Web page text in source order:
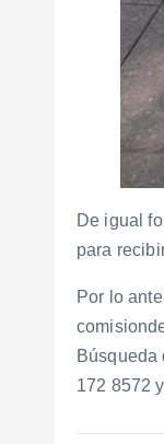
De igual
para
Por lo
Búsqueda
172 8572